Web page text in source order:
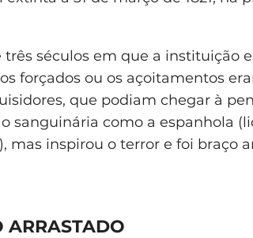
séculos em que a instituição
forçados ou os açoitamentos
que podiam chegar à
sanguinária como a espanhola
mas inspirou o terror e foi braço
ARRASTADO